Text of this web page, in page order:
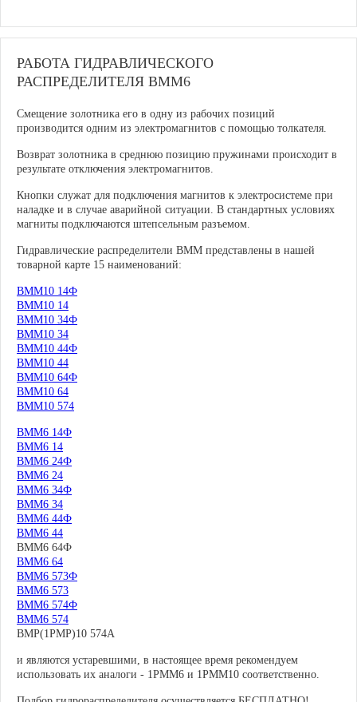
РАБОТА ГИДРАВЛИЧЕСКОГО
РАСПРЕДЕЛИТЕЛЯ ВММ6
Смещение золотника его в одну из рабочих позиций
производится одним из электромагнитов с помощью толкателя.
Возврат золотника в среднюю позицию пружинами происходит в
результате отключения электромагнитов.
Кнопки служат для подключения магнитов к электросистеме при
наладке и в случае аварийной ситуации. В стандартных условиях
магниты подключаются штепсельным разъемом.
Гидравлические распределители ВММ представлены в нашей
товарной карте 15 наименований:
ВММ10 14Ф
ВММ10 14
ВММ10 34Ф
ВММ10 34
ВММ10 44Ф
ВММ10 44
ВММ10 64Ф
ВММ10 64
ВММ10 574
ВММ6 14Ф
ВММ6 14
ВММ6 24Ф
ВММ6 24
ВММ6 34Ф
ВММ6 34
ВММ6 44Ф
ВММ6 44
ВММ6 64Ф
ВММ6 64
ВММ6 573Ф
ВММ6 573
ВММ6 574Ф
ВММ6 574
ВМР(1РМР)10 574А
и являются устаревшими, в настоящее время рекомендуем
использовать их аналоги - 1РММ6 и 1РММ10 соответственно.